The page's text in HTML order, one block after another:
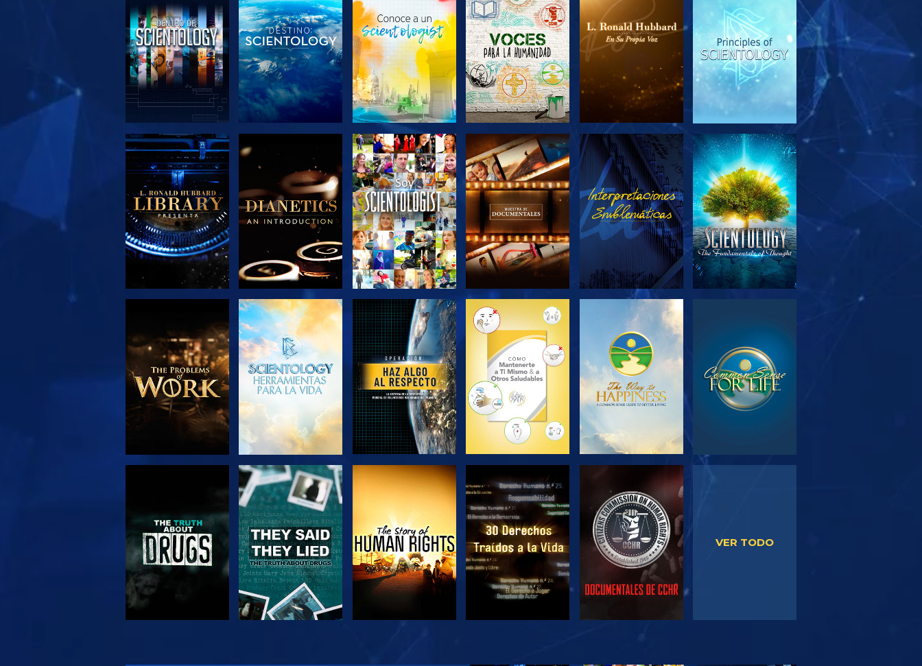
EXPLORA LAS
SERIES
EXPLORA LAS
SERIES
EXPLORA LAS
SERIES
EXPLORA LAS
SERIES
EXPLORA LAS
SERIES
VE
EXPLORA LAS
SERIES
VE
EXPLORA LAS
SERIES
EXPLORA LAS
SERIES
EXPLORA LAS
SERIES
VE VE VE
VER TODO